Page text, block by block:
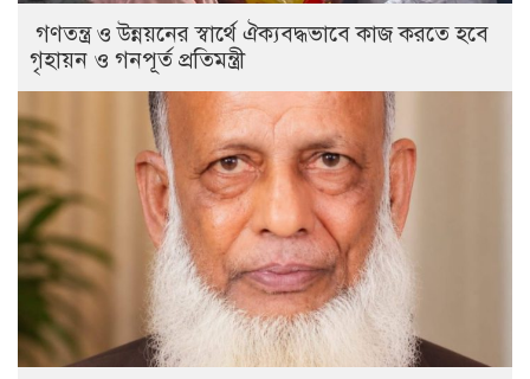
গণতন্ত্র ও উন্নয়নের স্বার্থে ঐক্যবদ্ধভাবে কাজ করতে হবে
গৃহায়ন ও গনপূর্ত প্রতিমন্ত্রী